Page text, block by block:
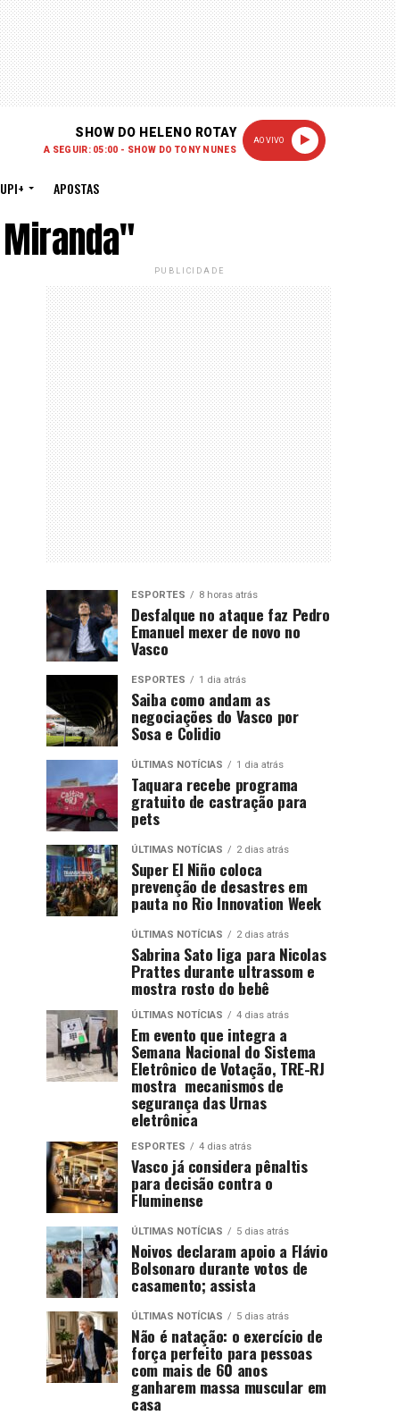
SHOW DO HELENO ROTAY
A SEGUIR: 05:00 - SHOW DO TONY NUNES
AO VIVO
APOSTAS
PUBLICIDADE
ESPORTES 8 horas atrás
Desfalque no ataque faz Pedro
Emanuel mexer de novo no
Vasco
ESPORTES 1 dia atrás
Saiba como andam as
negociações do Vasco por
Sosa e Colidio
ÚLTIMAS NOTÍCIAS 1 dia atrás
Taquara recebe programa
gratuito de castração para
pets
ÚLTIMAS NOTÍCIAS 2 dias atrás
Super El Niño coloca
prevenção de desastres em
pauta no Rio Innovation Week
ÚLTIMAS NOTÍCIAS 2 dias atrás
Sabrina Sato liga para Nicolas
Prattes durante ultrassom e
mostra rosto do bebê
ÚLTIMAS NOTÍCIAS 4 dias atrás
Em evento que integra a
Semana Nacional do Sistema
Eletrônico de Votação, TRE-RJ
mostra mecanismos de
segurança das Urnas
eletrônica
ESPORTES 4 dias atrás
Vasco já considera pênaltis
para decisão contra o
Fluminense
ÚLTIMAS NOTÍCIAS 5 dias atrás
Noivos declaram apoio a Flávio
Bolsonaro durante votos de
casamento; assista
ÚLTIMAS NOTÍCIAS 5 dias atrás
Não é natação: o exercício de
força perfeito para pessoas
com mais de 60 anos
ganharem massa muscular em
casa